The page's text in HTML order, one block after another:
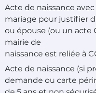
Acte de naissance
mariage pour justifier
ou épouse (ou un acte
mairie de
naissance est reliée à
Acte de naissance (si
demande ou carte